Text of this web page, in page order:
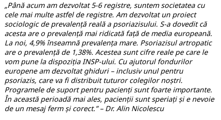
„Până acum am dezvoltat 5-6 registre, suntem societatea cu
cele mai multe astfel de registre. Am dezvoltat un proiect
sociologic de prevalență reală a psoriazisului. S-a dovedit că
acesta are o prevalență mai ridicată față de media europeană.
La noi, 4,9% înseamnă prevalența mare. Psoriazisul artropatic
are o prevalență de 1,38%. Acestea sunt cifre reale pe care le
vom pune la dispoziția INSP-ului. Cu ajutorul fondurilor
europene am dezvoltat ghiduri – inclusiv unul pentru
psoriazis, care va fi distribuit tuturor colegilor noștri.
Programele de suport pentru pacienți sunt foarte importante.
În această perioadă mai ales, pacienții sunt speriați și e nevoie
de un mesaj ferm și corect.” – Dr. Alin Nicolescu